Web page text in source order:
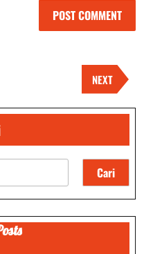
Next
Post
NEXT
Cari